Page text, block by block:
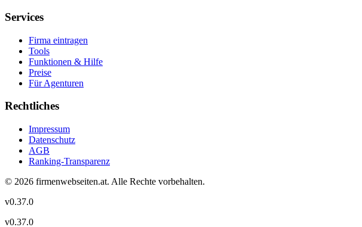
Services
Firma eintragen
Tools
Funktionen & Hilfe
Preise
Für Agenturen
Rechtliches
Impressum
Datenschutz
AGB
Ranking-Transparenz
© 2026 firmenwebseiten.at. Alle Rechte vorbehalten.
v0.37.0
v0.37.0